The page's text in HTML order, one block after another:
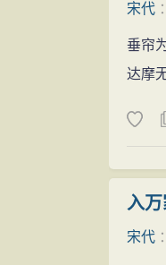
宋代
垂帘
达摩
入万
宋代